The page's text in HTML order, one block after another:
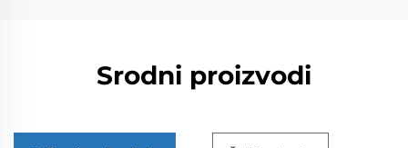
Srodni proizvodi